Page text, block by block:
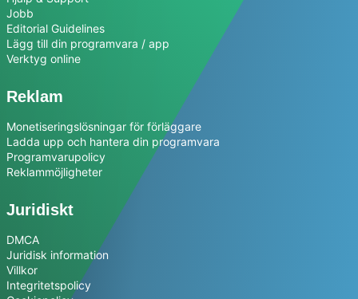
Jobb
Editorial Guidelines
Lägg till din programvara / app
Verktyg online
Reklam
Monetiseringslösningar för förläggare
Ladda upp och hantera din programvara
Programvarupolicy
Reklammöjligheter
Juridiskt
DMCA
Juridisk information
Villkor
Integritetspolicy